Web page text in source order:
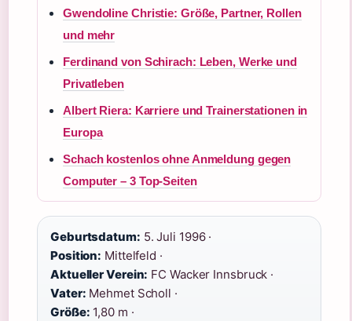
Gwendoline Christie: Größe, Partner, Rollen
und mehr
Ferdinand von Schirach: Leben, Werke und
Privatleben
Albert Riera: Karriere und Trainerstationen in
Europa
Schach kostenlos ohne Anmeldung gegen
Computer – 3 Top-Seiten
Geburtsdatum: 5. Juli 1996 ·
Position: Mittelfeld ·
Aktueller Verein: FC Wacker Innsbruck ·
Vater: Mehmet Scholl ·
Größe: 1,80 m ·